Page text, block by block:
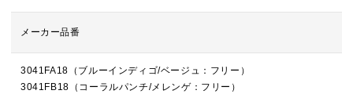
メーカー品番
3041FA18（ブルーインディゴ/ベージュ：フリー）
3041FB18（コーラルパンチ/メレンゲ：フリー）